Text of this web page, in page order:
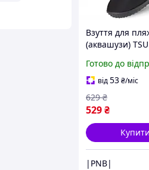
Взуття для
(аквашузи)
та водних
Size 30 Black (P-
Готово до
від53₴/міс
529₴
629 ₴
|PNB|